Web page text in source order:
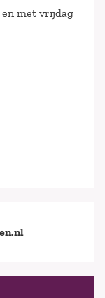
en met vrijdag